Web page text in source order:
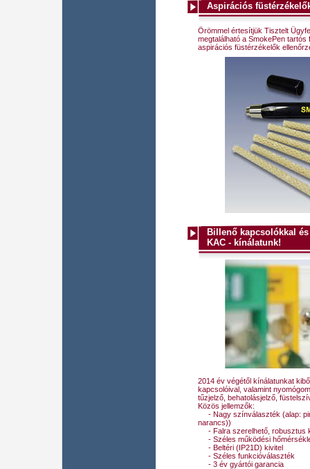
Aspirációs
Örömmel értesítjük Tisztelt
megtalálható a SmokePen
aspirációs füstérzékelők
Billenő kapcsolókkal
KAC - kínálatunk!
2014 év végétől kínálatunkat
kapcsolóival, valamint
tűzjelző, behatolásjelző,
Közös jellemzők:
- Nagy színválaszték (alap:
narancs))
- Falra szerelhető, robusztus
- Széles működési
- Beltéri (IP21D) kivitel
- Széles funkcióválaszték
- 3 év gyártói garancia